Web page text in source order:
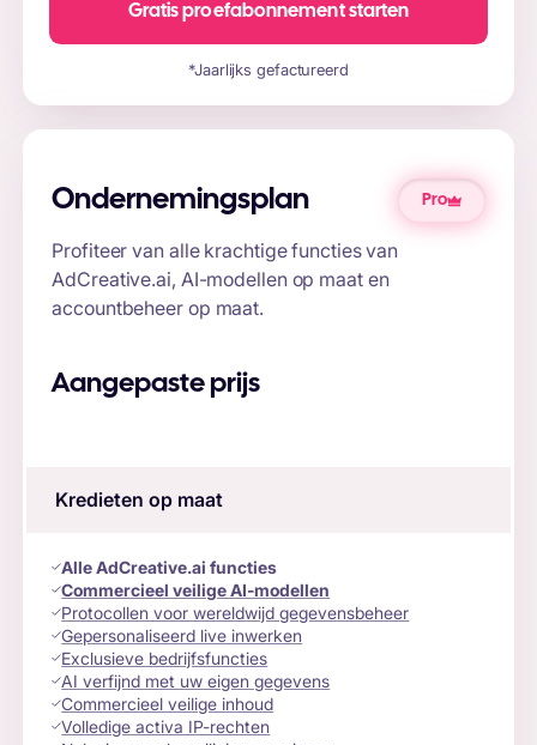
Gratis proefabonnement starten
*Jaarlijks gefactureerd
Ondernemingsplan Pro
Profiteer van alle krachtige functies van
AdCreative.ai, AI-modellen op maat en
accountbeheer op maat.
Aangepaste prijs
Kredieten op maat
Alle AdCreative.ai functies
Commercieel veilige AI-modellen
Protocollen voor wereldwijd gegevensbeheer
Gepersonaliseerd live inwerken
Exclusieve bedrijfsfuncties
AI verfijnd met uw eigen gegevens
Commercieel veilige inhoud
Volledige activa IP-rechten